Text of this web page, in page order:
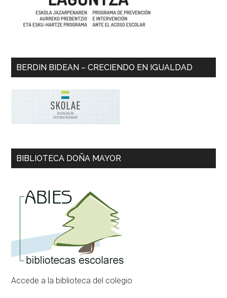
BERDIN BIDEAN – CRECIENDO EN IGUALDAD
BIBLIOTECA DOÑA MAYOR
Accede a la biblioteca del colegio